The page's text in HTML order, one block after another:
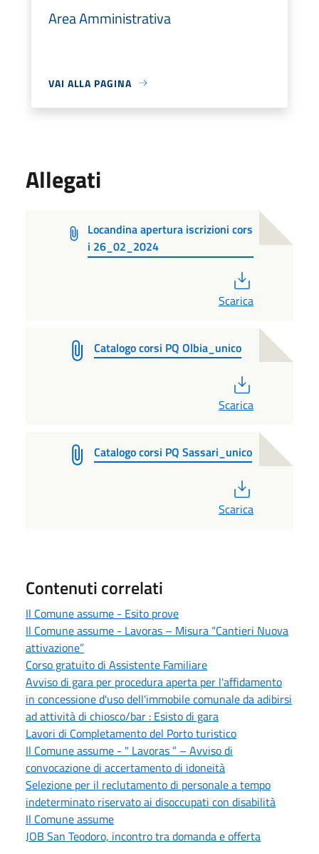
Area Amministrativa
VAI ALLA PAGINA
Allegati
Locandina apertura iscrizioni cors
i 26_02_2024
Scarica
Catalogo corsi PQ Olbia_unico
Scarica
Catalogo corsi PQ Sassari_unico
Scarica
Contenuti correlati
Il Comune assume - Esito prove
Il Comune assume - Lavoras – Misura “Cantieri Nuova
attivazione”
Corso gratuito di Assistente Familiare
Avviso di gara per procedura aperta per l'affidamento
in concessione d'uso dell'immobile comunale da adibirsi
ad attività di chiosco/bar : Esisto di gara
Lavori di Completamento del Porto turistico
Il Comune assume - " Lavoras ” – Avviso di
convocazione di accertamento di idoneità
Selezione per il reclutamento di personale a tempo
indeterminato riservato ai disoccupati con disabilità
Il Comune assume
JOB San Teodoro, incontro tra domanda e offerta